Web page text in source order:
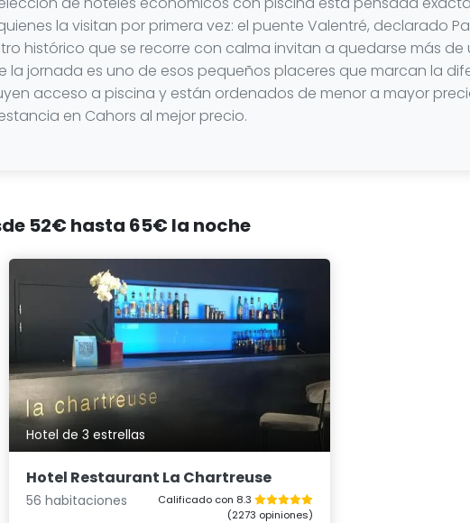
la visitan por primera vez: el puente Valentré, declarado
histórico que se recorre con calma invitan a quedarse más
jornada es uno de esos pequeños placeres que marcan la
acceso a piscina y están ordenados de menor a mayor
en Cahors al mejor precio.
52€ hasta 65€ la noche
Hotel de 3 estrellas
Hotel Restaurant La Chartreuse
56 habitaciones
Calificado con 8.3
(2273 opiniones)